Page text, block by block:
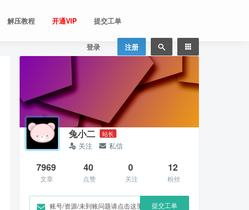
解压教程 开通VIP 提交工单
登录 注册
兔小二 站长
关注 私信
7969
文章
40
点赞
0
关注
12
粉丝
账号/资源/未到账问题请点击这里 提交工单